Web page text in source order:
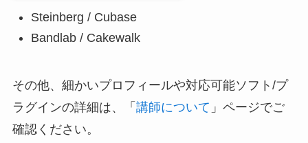
Steinberg / Cubase
Bandlab / Cakewalk
その他、細かいプロフィールや対応可能ソフト/プ
ラグインの詳細は、「 講師について 」ページでご
確認ください。